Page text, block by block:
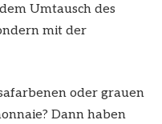
Umtausch des
mit der
oder grauen
Dann haben